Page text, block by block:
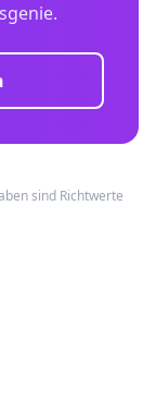
sind Richtwerte